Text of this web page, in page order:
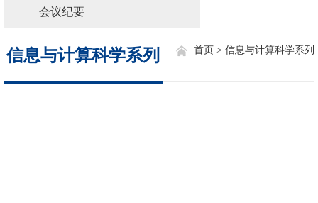
会议纪要
信息与计算科学系列 信息与计算科学系列
首页 >